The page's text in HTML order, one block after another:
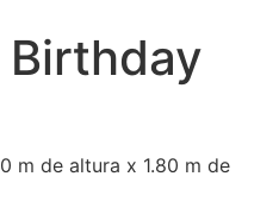
m de altura x 1.80 m de